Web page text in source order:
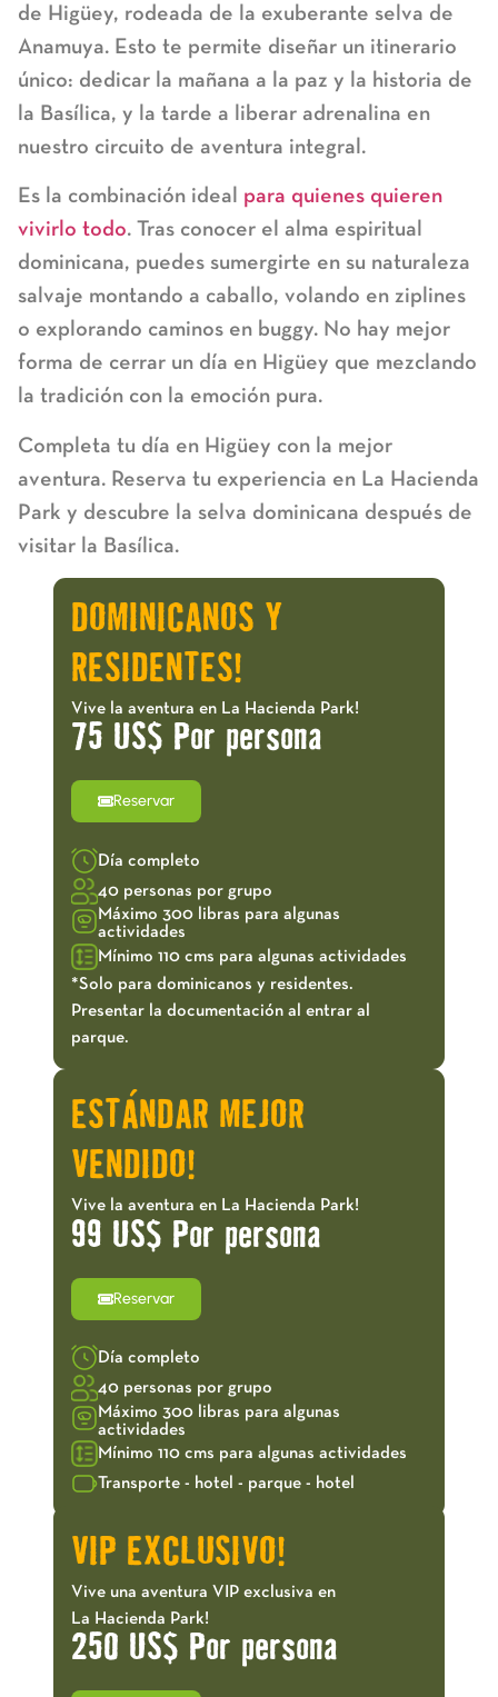
de Higüey, rodeada de la exuberante selva de
Anamuya. Esto te permite diseñar un itinerario
único: dedicar la mañana a la paz y la historia de
la Basílica, y la tarde a liberar adrenalina en
nuestro circuito de aventura integral.
Es la combinación ideal para quienes quieren
vivirlo todo. Tras conocer el alma espiritual
dominicana, puedes sumergirte en su naturaleza
salvaje montando a caballo, volando en ziplines
o explorando caminos en buggy. No hay mejor
forma de cerrar un día en Higüey que mezclando
la tradición con la emoción pura.
Completa tu día en Higüey con la mejor
aventura. Reserva tu experiencia en La Hacienda
Park y descubre la selva dominicana después de
visitar la Basílica.
DOMINICANOS Y
RESIDENTES!
Vive la aventura en La Hacienda Park!
75 US$ Por persona
Reservar
Día completo
40 personas por grupo
Máximo 300 libras para algunas
actividades
Mínimo 110 cms para algunas actividades
*Solo para dominicanos y residentes.
Presentar la documentación al entrar al
parque.
ESTÁNDAR MEJOR
VENDIDO!
Vive la aventura en La Hacienda Park!
99 US$ Por persona
Reservar
Día completo
40 personas por grupo
Máximo 300 libras para algunas
actividades
Mínimo 110 cms para algunas actividades
Transporte - hotel - parque - hotel
VIP EXCLUSIVO!
Vive una aventura VIP exclusiva en
La Hacienda Park!
250 US$ Por persona